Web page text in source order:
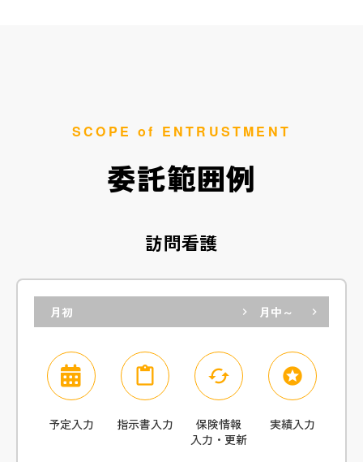
SCOPE of ENTRUSTMENT
委託範囲例
訪問看護
月初 keyboard_arrow_right 月中～ keyboard_arrow_right
予定入力
content_paste
指示書入力
cached
保険情報
入力・更新
stars
実績入力